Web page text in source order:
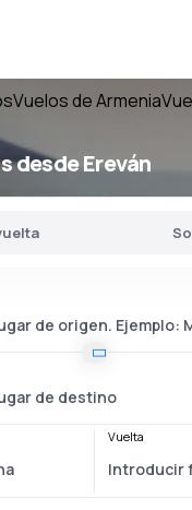
Vuelos de Armenia
desde Ereván
Vuelta